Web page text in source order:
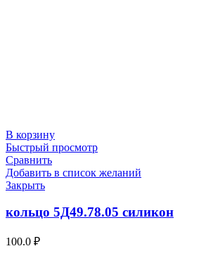
В корзину
Быстрый просмотр
Сравнить
Добавить в список желаний
Закрыть
кольцо 5Д49.78.05 силикон
100.0 ₽